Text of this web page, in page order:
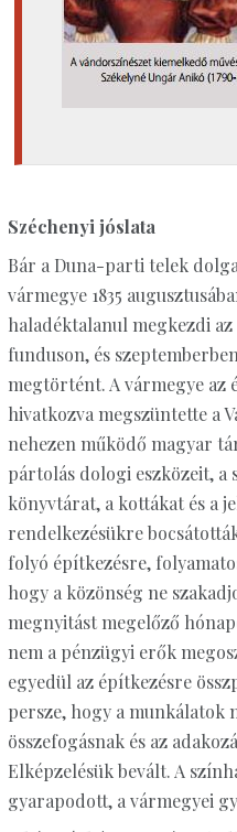
Széchenyi jóslata
Bár a Duna-parti telek
vármegye 1835
haladéktalanul megkezdi
funduson, és
megtörtént. A vármegye az
hivatkozva megszüntette a
nehezen működő magyar
pártolás dologi eszközeit, a
könyvtárat, a kottákat és a
rendelkezésükre
folyó építkezésre,
hogy a közönség ne
megnyitást megelőző
nem a pénzügyi erők
egyedül az építkezésre
persze, hogy a munkálatok
összefogásnak és az
Elképzelésük bevált. A
gyarapodott, a vármegyei